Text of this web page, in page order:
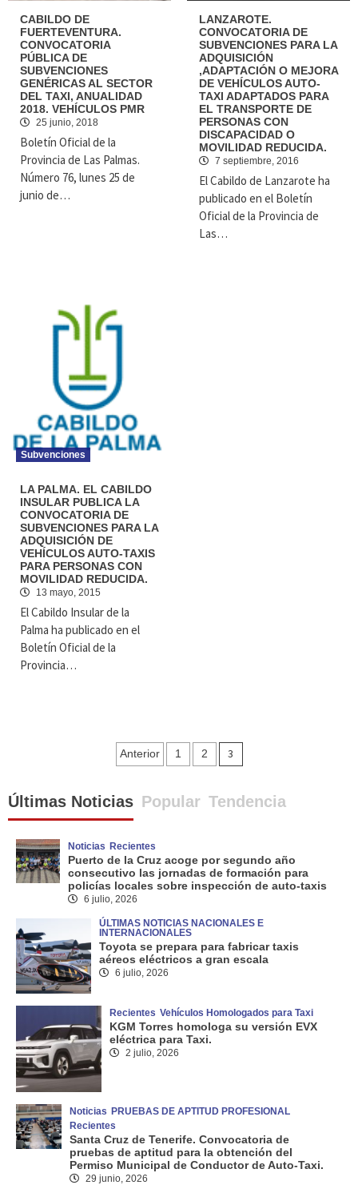
CABILDO DE
FUERTEVENTURA.
CONVOCATORIA
PÚBLICA DE
SUBVENCIONES
GENÉRICAS AL SECTOR
DEL TAXI, ANUALIDAD
2018. VEHÍCULOS PMR
25 junio, 2018
Boletín Oficial de la
Provincia de Las Palmas.
Número 76, lunes 25 de
junio de…
LANZAROTE.
CONVOCATORIA DE
SUBVENCIONES PARA LA
ADQUISICIÓN
,ADAPTACIÓN O MEJORA
DE VEHÍCULOS AUTO-
TAXI ADAPTADOS PARA
EL TRANSPORTE DE
PERSONAS CON
DISCAPACIDAD O
MOVILIDAD REDUCIDA.
7 septiembre, 2016
El Cabildo de Lanzarote ha
publicado en el Boletín
Oficial de la Provincia de
Las…
Subvenciones
LA PALMA. EL CABILDO
INSULAR PUBLICA LA
CONVOCATORIA DE
SUBVENCIONES PARA LA
ADQUISICIÓN DE
VEHÍCULOS AUTO-TAXIS
PARA PERSONAS CON
MOVILIDAD REDUCIDA.
13 mayo, 2015
El Cabildo Insular de la
Palma ha publicado en el
Boletín Oficial de la
Provincia…
Navegación
entradas
Anterior 1 2 3
Últimas Noticias Popular Tendencia
Noticias Recientes
Puerto de la Cruz acoge por segundo año
consecutivo las jornadas de formación para
policías locales sobre inspección de auto-taxis
6 julio, 2026
ÚLTIMAS NOTICIAS NACIONALES E
INTERNACIONALES
Toyota se prepara para fabricar taxis
aéreos eléctricos a gran escala
6 julio, 2026
Recientes Vehículos Homologados para Taxi
KGM Torres homologa su versión EVX
eléctrica para Taxi.
2 julio, 2026
Noticias PRUEBAS DE APTITUD PROFESIONAL
Recientes
Santa Cruz de Tenerife. Convocatoria de
pruebas de aptitud para la obtención del
Permiso Municipal de Conductor de Auto-Taxi.
29 junio, 2026